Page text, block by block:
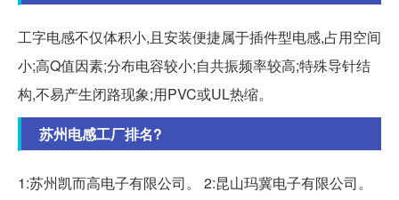
工字电感不仅体积小,且安装便捷属于插件型电感,占用空间
小;高Q值因素;分布电容较小;自共振频率较高;特殊导针结
构,不易产生闭路现象;用PVC或UL热缩。
苏州电感工厂排名?
1:苏州凯而高电子有限公司。 2:昆山玛冀电子有限公司。